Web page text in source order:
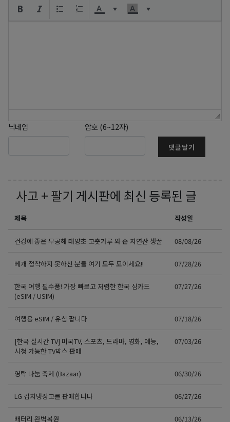
닉네임 암호 (6~12자)
댓글달기
사고 + 팔기 게시판에 최신 등록된 글
제목 작성일
건강에 좋은 무공해 태양초 고춧가루 와 순 자연산 생꿀 08/08/26
베개 정착하지 못하신 분들 여기 모두 모이세요!! 07/28/26
한국 여행 필수품! 가장 빠르고 저렴한 한국 심카드
(eSIM / USIM)
07/27/26
여행용 eSIM / 유심 팝니다 07/18/26
[한국 실시간 TV] 미국TV, 스포츠, 드라마, 영화, 예능,
시청 가능한 TV박스 판매
07/03/26
영락 나눔 축제 (Bazaar) 06/30/26
LG 김치냉장고를 판매합니다 06/27/26
배터리 완벽복원 06/13/26